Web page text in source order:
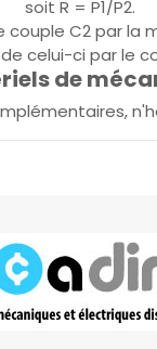
soit R = P1/P2.
C2 par la
celui-ci par le
de